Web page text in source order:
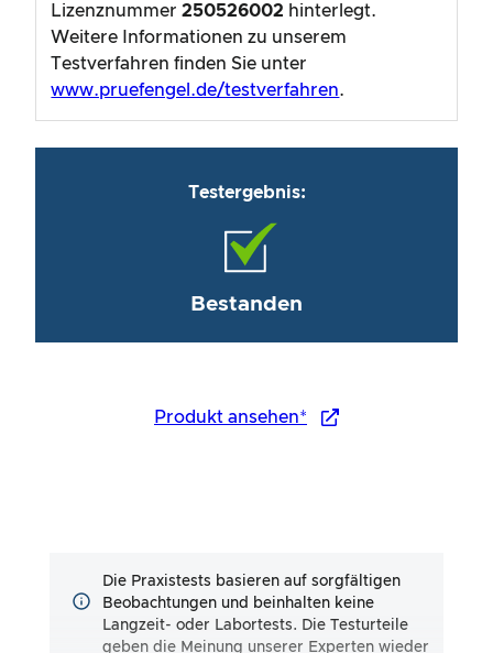
Lizenznummer250526002 hinterlegt.
Weitere Informationen zu unserem
Testverfahren finden Sie unter
www.pruefengel.de/testverfahren.
Testergebnis:
Bestanden
Produkt ansehen*
Die Praxistests basieren auf sorgfältigen
Beobachtungen und beinhalten keine
Langzeit- oder Labortests. Die Testurteile
geben die Meinung unserer Experten wieder